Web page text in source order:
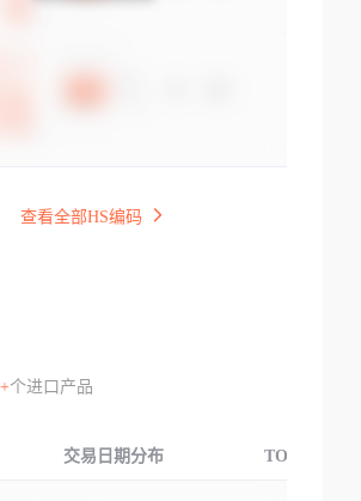
查看全部HS编码
个进口产品
交易日期分布 TOP3交易国